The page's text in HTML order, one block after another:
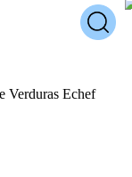
Verduras Echef